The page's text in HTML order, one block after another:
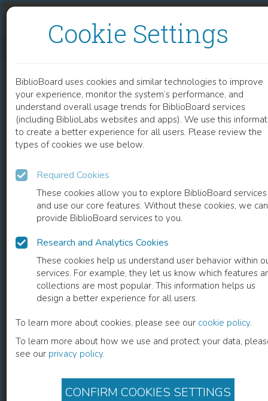
Cookie Settings
BiblioBoard uses cookies and similar technologies to improve
your experience, monitor the system’s performance, and
understand overall usage trends for BiblioBoard services
(including BiblioLabs websites and apps). We use this
to create a better experience for all users. Please review the
types of cookies we use below.
Required Cookies
These cookies allow you to explore BiblioBoard services
and use our core features. Without these cookies, we
provide BiblioBoard services to you.
Research and Analytics Cookies
These cookies help us understand user behavior within
services. For example, they let us know which features
collections are most popular. This information helps us
design a better experience for all users.
To learn more about cookies, please see our cookie policy.
To learn more about how we use and protect your data,
see our privacy policy.
CONFIRM COOKIES SETTINGS
READ
0
BOOK
Antisemitismus im 19. Jahrhundert aus
internationaler Perspektive
Nineteenth Century Anti-Semitism in International
Perspective
Mareike König(Editor) Oliver Schulz(Editor)